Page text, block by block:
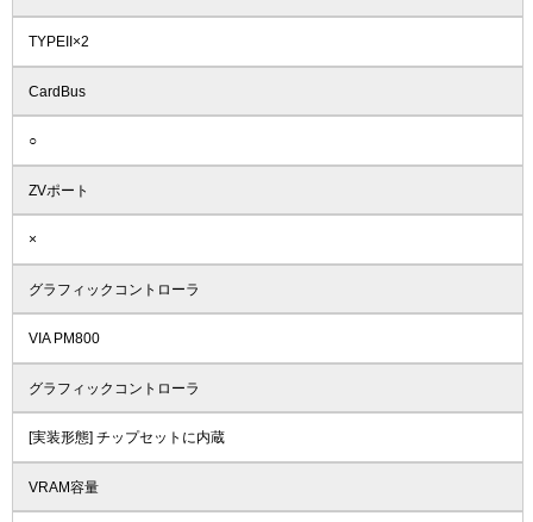
TYPEII×2
CardBus
○
ZVポート
×
グラフィックコントローラ
VIA PM800
グラフィックコントローラ
[実装形態] チップセットに内蔵
VRAM容量